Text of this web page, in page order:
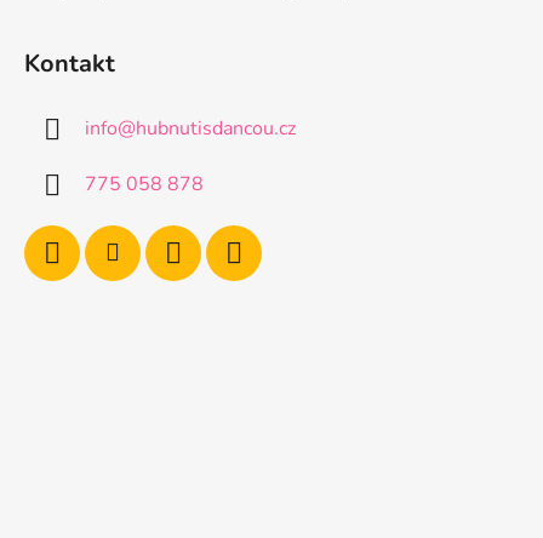
Kontakt
info@hubnutisdancou.cz
775 058 878